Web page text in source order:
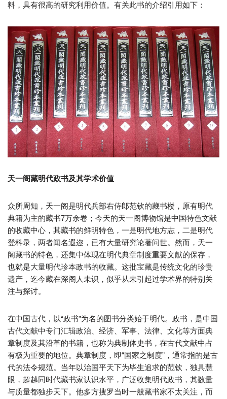
料，具有很高的研究利用价值。有关此书的介绍引用如下：
天一阁藏明代政书及其学术价值
众所周知，天一阁是明代兵部右侍郎范钦的藏书楼，原有明代
典籍为主的藏书7万余卷；今天的天一阁博物馆是中国特色文献
的收藏中心，其藏书的鲜明特色，一是明代地方志，二是明代
登科录，两者闻名遐迩，已有大量研究论著问世。然而，天一
阁藏书的特色，还集中体现在明代典章制度重要文献的保存，
也就是大量明代珍本政书的收藏。这批宝藏是传统文化的珍贵
遗产，迄今藏在深阁人未识，似乎从未引起过学术界的特别关
注与探讨。
在中国古代，以“政书”为名的图书分类始于明代。政书，是中国
古代文献中专门汇辑政治、经济、军事、法律、文化等方面典
章制度及其沿革的书籍，也称为典制体史书，在古代文献中占
有极为重要的地位。典章制度，即“国家之制度”，通常指的是古
代的法令规范。当年以治国平天下为毕生追求的范钦，独具慧
眼，超越同时代藏书家认识水平，广泛收集明代政书，其数量
与质量都独步天下。他多方搜罗当时一般藏书家不太关注，而